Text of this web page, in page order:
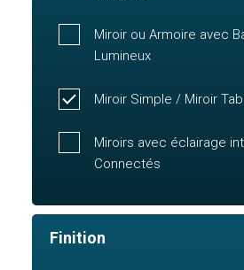
Miroir ou Armoire avec
Lumineux
Miroir Simple / Miroir
Miroirs avec éclairage
Connectés
Finition